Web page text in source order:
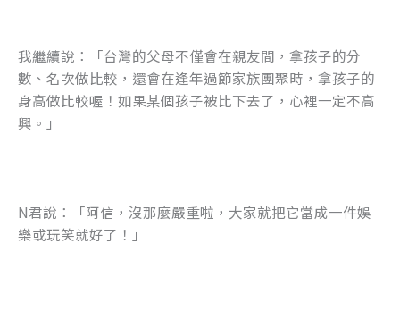
我繼續說：「台灣的父母不僅會在親友間，拿孩子的分
數、名次做比較，還會在逢年過節家族團聚時，拿孩子的
身高做比較喔！如果某個孩子被比下去了，心裡一定不高
興。」
N君說：「阿信，沒那麼嚴重啦，大家就把它當成一件娛
樂或玩笑就好了！」